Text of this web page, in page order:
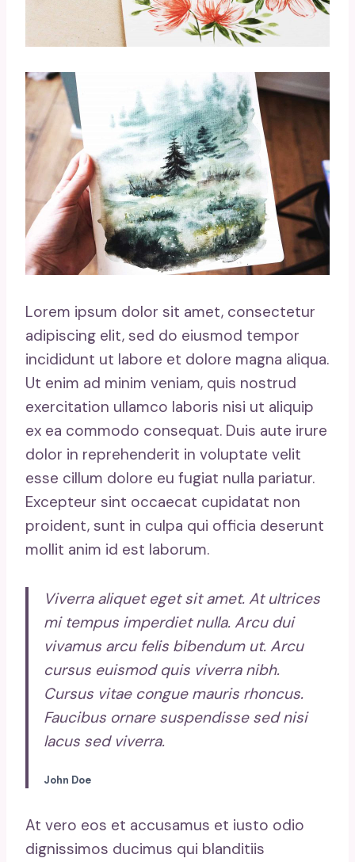
Lorem ipsum dolor sit amet, consectetur
adipiscing elit, sed do eiusmod tempor
incididunt ut labore et dolore magna aliqua.
Ut enim ad minim veniam, quis nostrud
exercitation ullamco laboris nisi ut aliquip
ex ea commodo consequat. Duis aute irure
dolor in reprehenderit in voluptate velit
esse cillum dolore eu fugiat nulla pariatur.
Excepteur sint occaecat cupidatat non
proident, sunt in culpa qui officia deserunt
mollit anim id est laborum.
Viverra aliquet eget sit amet. At ultrices
mi tempus imperdiet nulla. Arcu dui
vivamus arcu felis bibendum ut. Arcu
cursus euismod quis viverra nibh.
Cursus vitae congue mauris rhoncus.
Faucibus ornare suspendisse sed nisi
lacus sed viverra.
John Doe
At vero eos et accusamus et iusto odio
dignissimos ducimus qui blanditiis